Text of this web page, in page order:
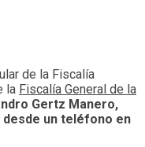
de la Fiscalía
la Fiscalía General de la
Gertz Manero,
un teléfono en